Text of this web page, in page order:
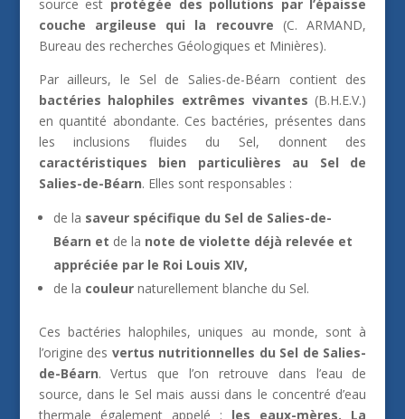
source est protégée des pollutions par l’épaisse
couche argileuse qui la recouvre (C. ARMAND,
Bureau des recherches Géologiques et Minières).
Par ailleurs, le Sel de Salies-de-Béarn contient des
bactéries halophiles extrêmes vivantes (B.H.E.V.)
en quantité abondante. Ces bactéries, présentes dans
les inclusions fluides du Sel, donnent des
caractéristiques bien particulières au Sel de
Salies-de-Béarn. Elles sont responsables :
de la saveur spécifique du Sel de Salies-de-
Béarn et de la note de violette déjà relevée et
appréciée par le Roi Louis XIV,
de la couleurnaturellement blanche du Sel.
Ces bactéries halophiles, uniques au monde, sont à
l’origine des vertus nutritionnelles du Sel de Salies-
de-Béarn. Vertus que l’on retrouve dans l’eau de
source, dans le Sel mais aussi dans le concentré d’eau
thermale également appelé : les eaux-mères. La